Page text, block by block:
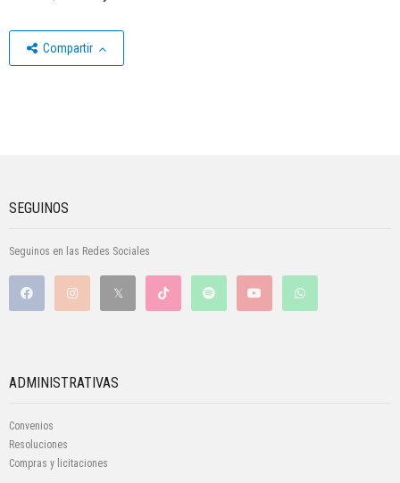
Compartir
SEGUINOS
Seguinos en las Redes Sociales
ADMINISTRATIVAS
Convenios
Resoluciones
Compras y licitaciones